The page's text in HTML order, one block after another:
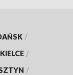
/
KIELCE /
/